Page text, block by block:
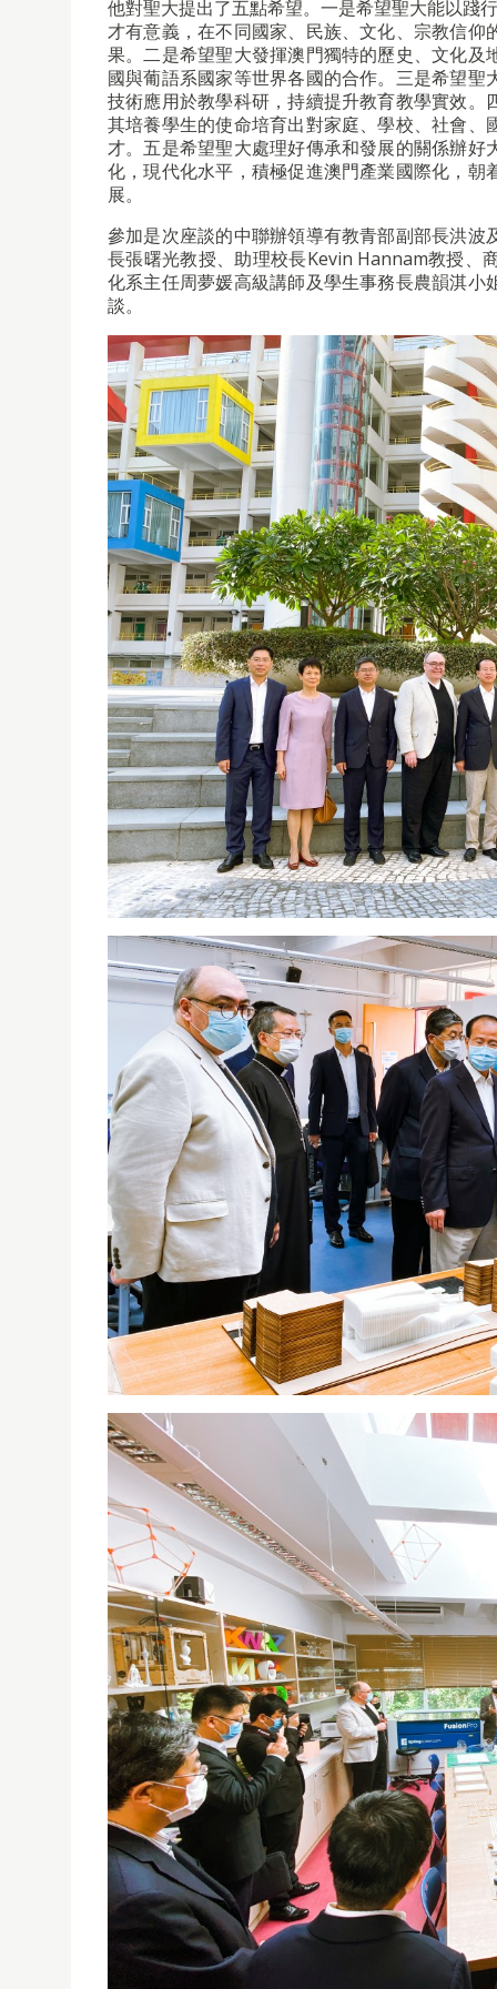
他對聖大提出了五點希望。一是希望聖大能以踐
才有意義，在不同國家、民族、文化、宗教信
果。二是希望聖大發揮澳門獨特的歷史、文化
國與葡語系國家等世界各國的合作。三是希望
技術應用於教學科研，持續提升教育教學實效
其培養學生的使命培育出對家庭、學校、社會
才。五是希望聖大處理好傳承和發展的關係辦
化，現代化水平，積極促進澳門產業國際化，
展。
參加是次座談的中聯辦領導有教青部副部長洪
長張曙光教授、助理校長Kevin Hannam教授、
化系主任周夢媛高級講師及學生事務長農韻淇
談。